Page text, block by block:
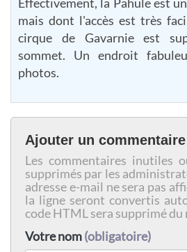
mais dont l'accès est très
cirque de Gavarnie est
sommet. Un endroit
photos.
Ajouter un commentaire
Les commentaires inutiles
supprimés par les
adresse e-mail ne sera pas
la ligne seront convertis
code HTML sera supprimé du
Votre nom(obligatoire)